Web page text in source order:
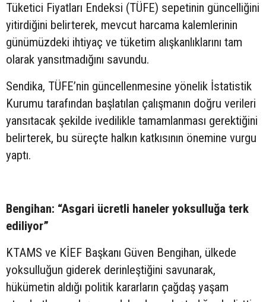
Tüketici Fiyatları Endeksi (TÜFE) sepetinin güncelliğini
yitirdiğini belirterek, mevcut harcama kalemlerinin
günümüzdeki ihtiyaç ve tüketim alışkanlıklarını tam
olarak yansıtmadığını savundu.
Sendika, TÜFE’nin güncellenmesine yönelik İstatistik
Kurumu tarafından başlatılan çalışmanın doğru verileri
yansıtacak şekilde ivedilikle tamamlanması gerektiğini
belirterek, bu süreçte halkın katkısının önemine vurgu
yaptı.
Bengihan: “Asgari ücretli haneler yoksulluğa terk
ediliyor”
KTAMS ve KİEF Başkanı Güven Bengihan, ülkede
yoksulluğun giderek derinleştiğini savunarak,
hükümetin aldığı politik kararların çağdaş yaşam